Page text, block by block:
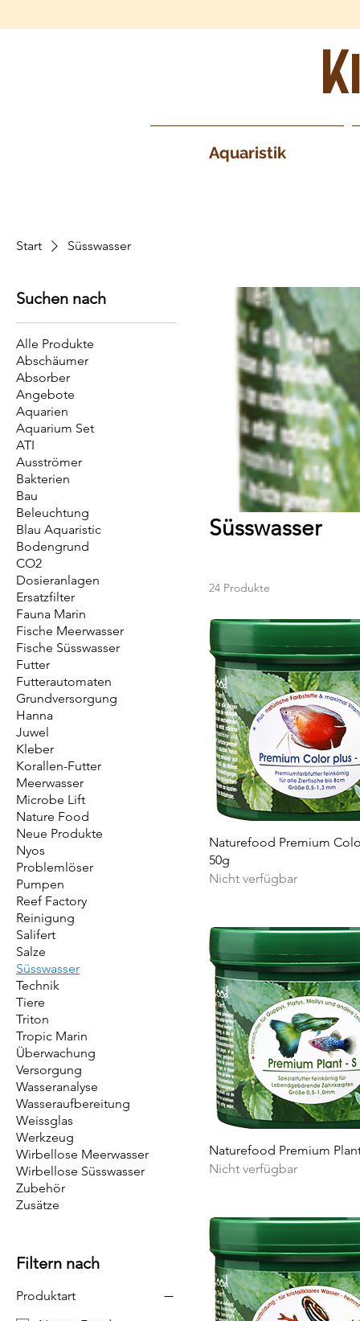
Aquaristik
Start Süsswasser
Suchen nach
Alle Produkte
Abschäumer
Absorber
Angebote
Aquarien
Aquarium Set
ATI
Ausströmer
Bakterien
Bau
Beleuchtung
Blau Aquaristic
Bodengrund
CO2
Dosieranlagen
Ersatzfilter
Fauna Marin
Fische Meerwasser
Fische Süsswasser
Futter
Futterautomaten
Grundversorgung
Hanna
Juwel
Kleber
Korallen-Futter
Meerwasser
Microbe Lift
Nature Food
Neue Produkte
Nyos
Problemlöser
Pumpen
Reef Factory
Reinigung
Salifert
Salze
Süsswasser
Technik
Tiere
Triton
Tropic Marin
Überwachung
Versorgung
Wasseranalyse
Wasseraufbereitung
Weissglas
Werkzeug
Wirbellose Meerwasser
Wirbellose Süsswasser
Zubehör
Zusätze
Filtern nach
Produktart
Süsswasser
24 Produkte
Naturefood Premium
50g
Nicht verfügbar
Naturefood Premium
Nicht verfügbar